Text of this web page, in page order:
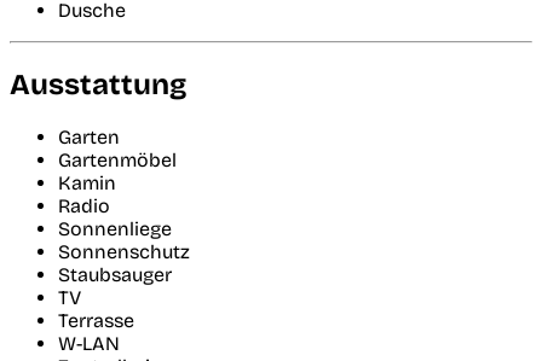
Dusche
Ausstattung
Garten
Gartenmöbel
Kamin
Radio
Sonnenliege
Sonnenschutz
Staubsauger
TV
Terrasse
W-LAN